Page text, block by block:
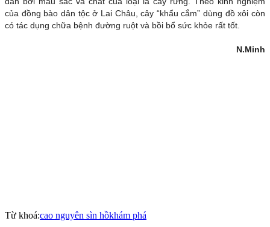
của đồng bào dân tộc ở Lai Châu, cây “khẩu cắm” dùng đồ xôi còn
có tác dụng chữa bệnh đường ruột và bồi bổ sức khỏe rất tốt.
N.Minh
Từ khoá:cao nguyên sìn hồkhám phá